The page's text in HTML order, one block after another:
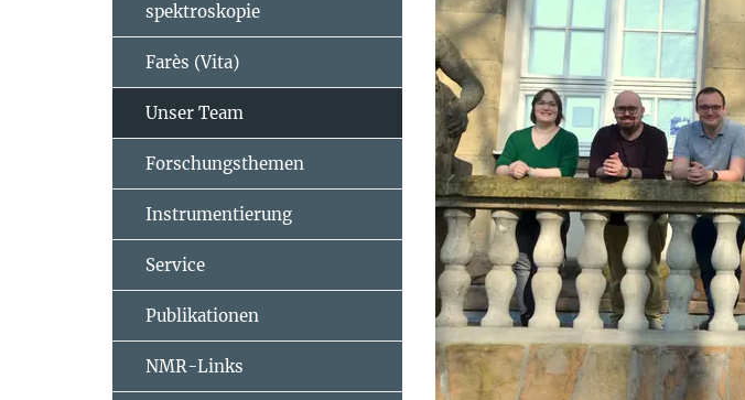
spektroskopie
Farès (Vita)
Unser Team
Forschungsthemen
Instrumentierung
Service
Publikationen
NMR-Links